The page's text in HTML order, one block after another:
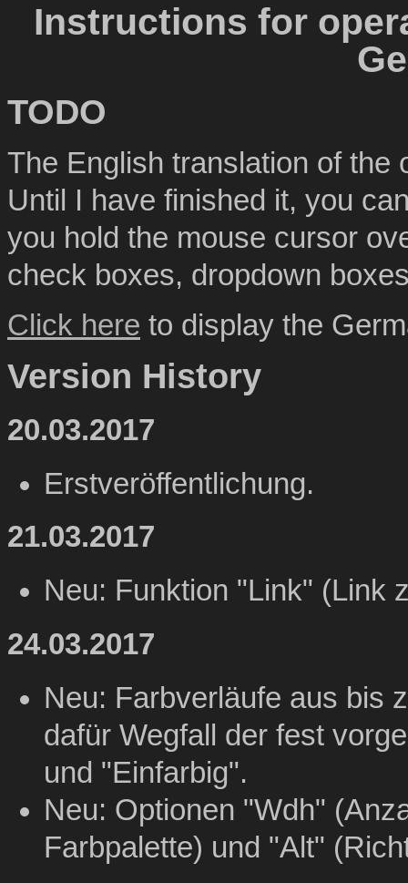
Instructions for
TODO
The English translation of the
Until I have finished it, you
you hold the mouse cursor
check boxes, dropdown
Click here to display the
Version History
20.03.2017
Erstveröffentlichung.
21.03.2017
Neu: Funktion "Link" (Link
24.03.2017
Neu: Farbverläufe aus bis
dafür Wegfall der fest
und "Einfarbig".
Neu: Optionen "Wdh"
Farbpalette) und "Alt"